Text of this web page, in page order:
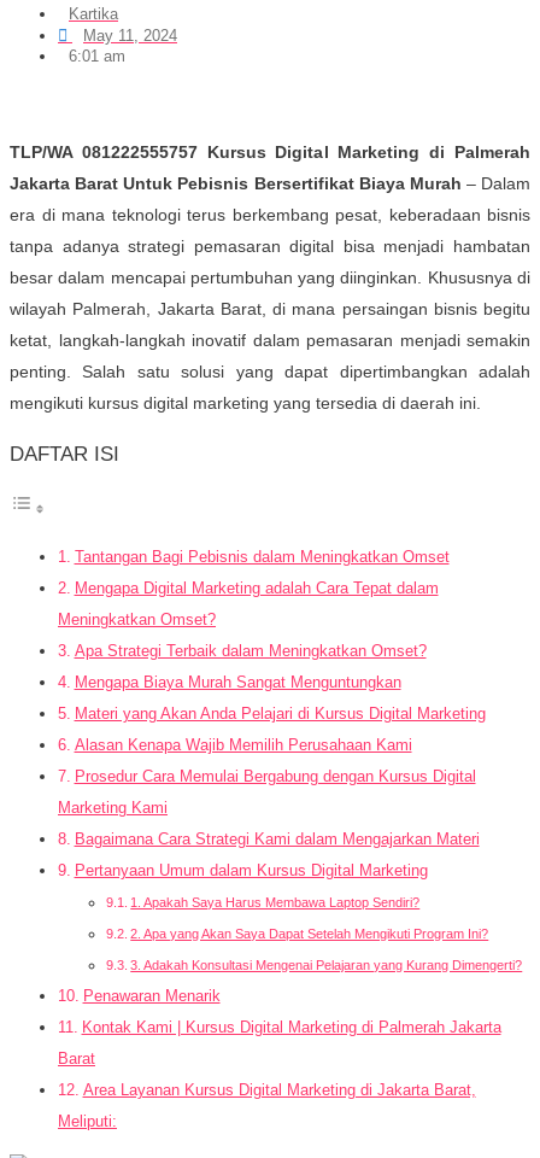
Kartika
May 11, 2024
6:01 am
TLP/WA 081222555757 Kursus Digital Marketing di Palmerah
Jakarta Barat Untuk Pebisnis Bersertifikat Biaya Murah – Dalam
era di mana teknologi terus berkembang pesat, keberadaan bisnis
tanpa adanya strategi pemasaran digital bisa menjadi hambatan
besar dalam mencapai pertumbuhan yang diinginkan. Khususnya di
wilayah Palmerah, Jakarta Barat, di mana persaingan bisnis begitu
ketat, langkah-langkah inovatif dalam pemasaran menjadi semakin
penting. Salah satu solusi yang dapat dipertimbangkan adalah
mengikuti kursus digital marketing yang tersedia di daerah ini.
DAFTAR ISI
Tantangan Bagi Pebisnis dalam Meningkatkan Omset
Mengapa Digital Marketing adalah Cara Tepat dalam
Meningkatkan Omset?
Apa Strategi Terbaik dalam Meningkatkan Omset?
Mengapa Biaya Murah Sangat Menguntungkan
Materi yang Akan Anda Pelajari di Kursus Digital Marketing
Alasan Kenapa Wajib Memilih Perusahaan Kami
Prosedur Cara Memulai Bergabung dengan Kursus Digital
Marketing Kami
Bagaimana Cara Strategi Kami dalam Mengajarkan Materi
Pertanyaan Umum dalam Kursus Digital Marketing
1. Apakah Saya Harus Membawa Laptop Sendiri?
2. Apa yang Akan Saya Dapat Setelah Mengikuti Program Ini?
3. Adakah Konsultasi Mengenai Pelajaran yang Kurang Dimengerti?
Penawaran Menarik
Kontak Kami | Kursus Digital Marketing di Palmerah Jakarta
Barat
Area Layanan Kursus Digital Marketing di Jakarta Barat,
Meliputi: